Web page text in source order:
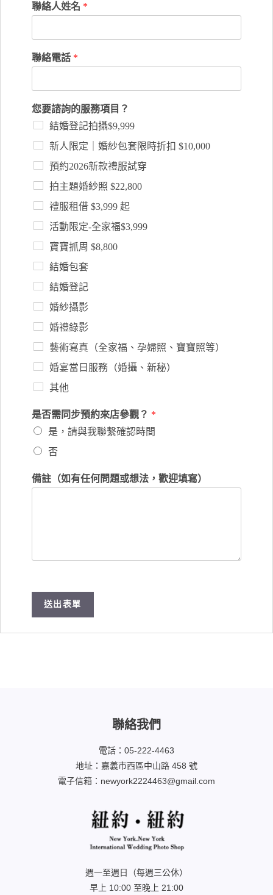
聯絡人姓名 *
聯絡電話 *
您要諮詢的服務項目？
結婚登記拍攝$9,999
新人限定｜婚紗包套限時折扣 $10,000
預約2026新款禮服試穿
拍主題婚紗照 $22,800
禮服租借 $3,999 起
活動限定-全家福$3,999
寶寶抓周 $8,800
結婚包套
結婚登記
婚紗攝影
婚禮錄影
藝術寫真（全家福、孕婦照、寶寶照等）
婚宴當日服務（婚攝、新秘）
其他
是否需同步預約來店參觀？ *
是，請與我聯繫確認時間
否
備註（如有任何問題或想法，歡迎填寫）
送出表單
聯絡我們
電話：05-222-4463
地址：嘉義市西區中山路 458 號
電子信箱：newyork2224463@gmail.com
週一至週日（每週三公休）
早上 10:00 至晚上 21:00